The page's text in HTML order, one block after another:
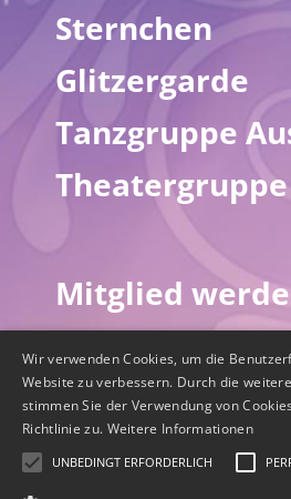
Sternchen
Glitzergarde
Tanzgruppe
Theatergruppe
Mitglied
Downloads
Über uns
Der Vorstand
Wir verwenden Cookies, um die
Website zu verbessern. Durch die
stimmen Sie der Verwendung von
Richtlinie zu. Weitere Informationen
UNBEDINGT ERFORDERLICH